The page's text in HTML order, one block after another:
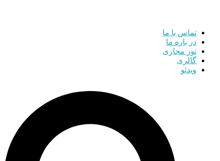
تماس با ما
در باره ما
تور مجازی
گالری
ویدئو